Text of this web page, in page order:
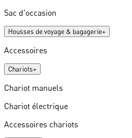
Sac d'occasion
Housses de voyage & bagagerie+
Accessoires
Chariots+
Chariot manuels
Chariot électrique
Accessoires chariots